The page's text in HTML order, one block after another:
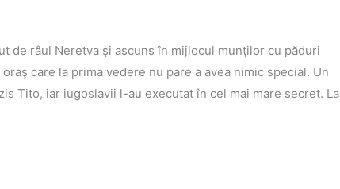
de râul Neretva şi ascuns în mijlocul munţilor cu păduri
care la prima vedere nu pare a avea nimic special. Un
Tito, iar iugoslavii l-au executat în cel mai mare secret. La